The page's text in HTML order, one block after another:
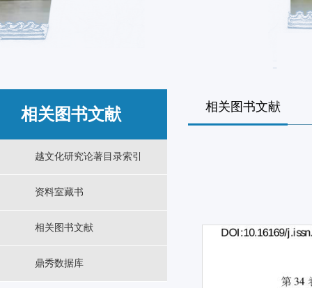
相关图书文献
越文化研究论著目录索引
资料室藏书
相关图书文献
鼎秀数据库
相关图书文献